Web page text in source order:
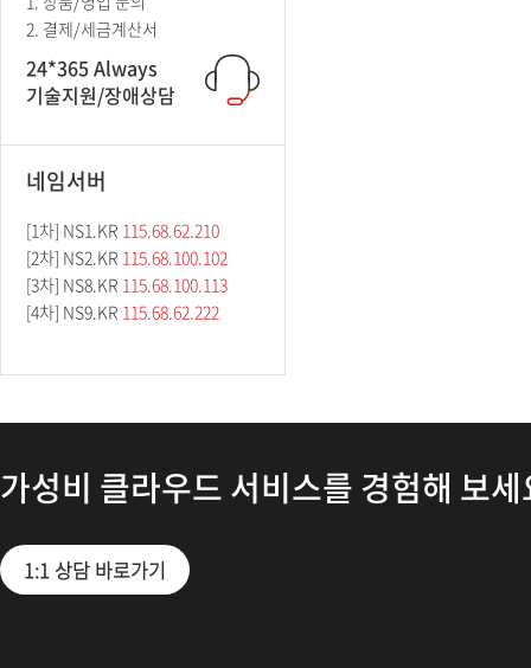
2. 결제/세금계산서
24*365 Always
기술지원/장애상담
네임서버
[1차] NS1.KR 115.68.62.210
[2차] NS2.KR 115.68.100.102
[3차] NS8.KR 115.68.100.113
[4차] NS9.KR 115.68.62.222
가성비 클라우드 서비스를 경험해 보
1:1 상담 바로가기